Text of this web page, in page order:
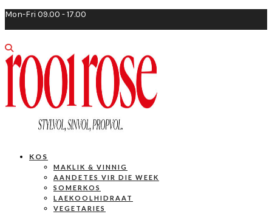
Mon-Fri 09.00 - 17.00
KOS
MAKLIK & VINNIG
AANDETES VIR DIE WEEK
SOMERKOS
LAEKOOLHIDRAAT
VEGETARIES